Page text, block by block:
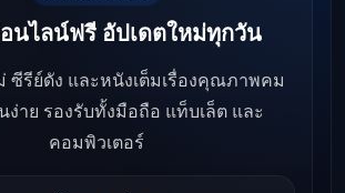
นไลน์ฟรี อัปเดตใหม่ทุกวัน
ซีรีย์ดัง และหนังเต็มเรื่องคุณภาพคม
ง่าย รองรับทั้งมือถือ แท็บเล็ต และ
คอมพิวเตอร์